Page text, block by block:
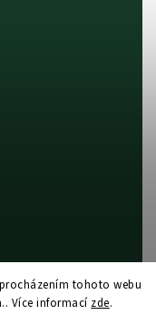
tohoto webu
Více informací zde.